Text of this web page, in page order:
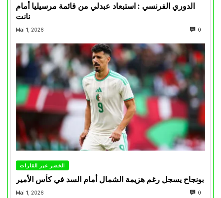
الدوري الفرنسي : استبعاد عبدلي من قائمة مرسيليا أمام
نانت
Mai 1, 2026 0
الخضر عبر القارات
بونجاح يسجل رغم هزيمة الشمال أمام السد في كأس الأمير
Mai 1, 2026 0